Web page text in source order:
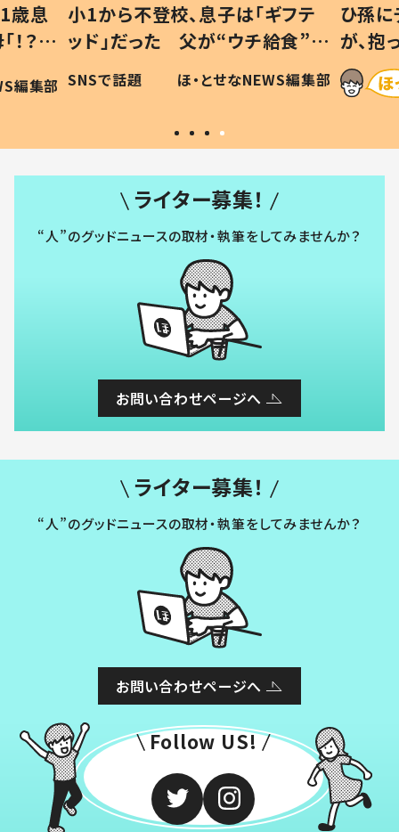
歳息
？」
編集部
小1から不登校、息子は「ギフテ
ッド」だった 父が“ウチ給食”を
作り続ける理由とは #令和の親
#令和の子
SNSで話題 ほ・とせなNEWS編集部
ひ孫
が、
「涙が
い」
ライター募集！
“人”のグッドニュースの取材・執筆をしてみませんか？
お問い合わせページへ
ライター募集！
“人”のグッドニュースの取材・執筆をしてみませんか？
お問い合わせページへ
Follow US!